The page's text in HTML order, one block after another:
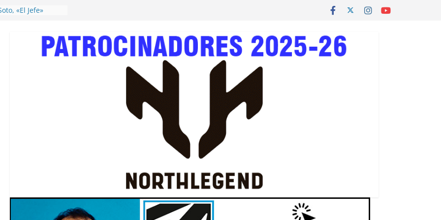
«El Jefe»
del Balonmano